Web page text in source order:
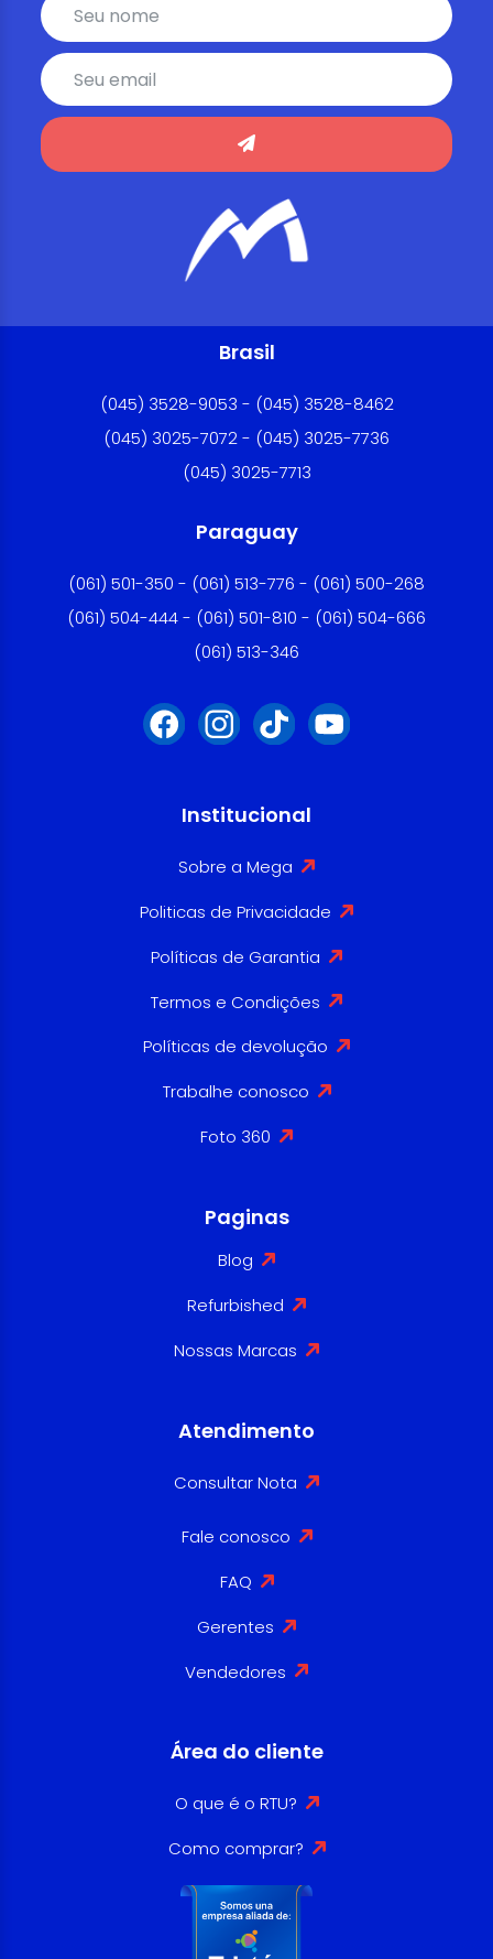
Brasil
(045) 3528-9053 - (045) 3528-8462
(045) 3025-7072 - (045) 3025-7736
(045) 3025-7713
Paraguay
(061) 501-350 - (061) 513-776 - (061) 500-268
(061) 504-444 - (061) 501-810 - (061) 504-666
(061) 513-346
Institucional
Sobre a Mega
Politicas de Privacidade
Políticas de Garantia
Termos e Condições
Políticas de devolução
Trabalhe conosco
Foto 360
Paginas
Blog
Refurbished
Nossas Marcas
Atendimento
Consultar Nota
Fale conosco
FAQ
Gerentes
Vendedores
Área do cliente
O que é o RTU?
Como comprar?